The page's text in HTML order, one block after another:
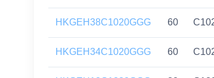
HKGEH38C1020GGG 60
HKGEH34C1020GGG 60